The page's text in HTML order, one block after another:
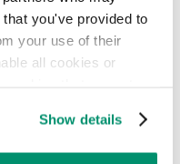
you've provided to
your use of their
all cookies or
kinds of cookies.
Show details
de disfraces de
solo en el Reino Unido se
Eso equivale a